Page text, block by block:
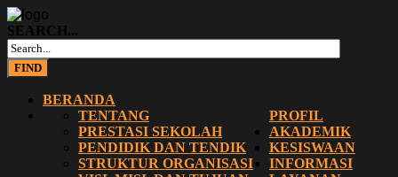
SEARCH...
BERANDA
PROFIL
TENTANG
PRESTASI SEKOLAH
PENDIDIK DAN TENDIK
STRUKTUR ORGANISASI
AKADEMIK
KESISWAAN
INFORMASI